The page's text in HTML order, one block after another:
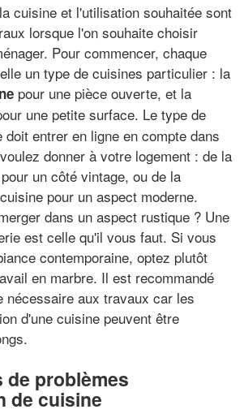
cuisine et l'utilisation souhaitée sont
lorsque l'on souhaite choisir
Pour commencer, chaque
un type de cuisines particulier : la
pour une pièce ouverte, et la
une petite surface. Le type de
doit entrer en ligne en compte dans
donner à votre logement : de la
un côté vintage, ou de la
pour un aspect moderne.
dans un aspect rustique ? Une
est celle qu'il vous faut. Si vous
contemporaine, optez plutôt
en marbre. Il est recommandé
nécessaire aux travaux car les
d'une cuisine peuvent être
de problèmes
de cuisine